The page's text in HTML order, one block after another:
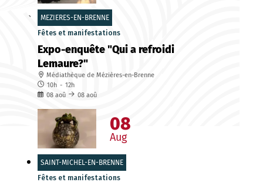
MEZIERES-EN-BRENNE
Fêtes et manifestations
Expo-enquête "Qui a refroidi
Lemaure?"
Médiathèque de Mézières-en-Brenne
10h - 12h
08 aoû 08 aoû
SAINT-MICHEL-EN-BRENNE
Fêtes et manifestations
08
Aug